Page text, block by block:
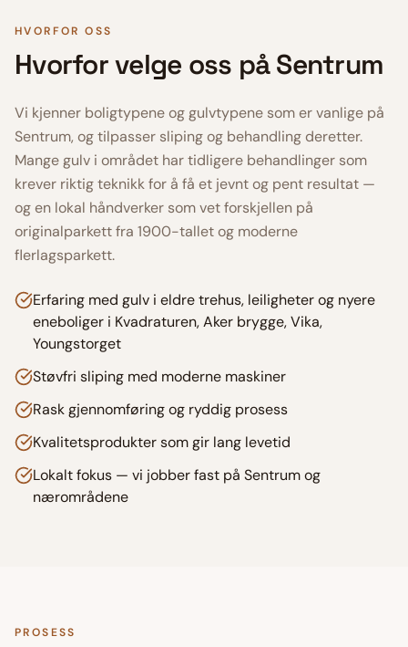
HVORFOR OSS
Hvorfor velge oss påSentrum
Vi kjenner boligtypene og gulvtypene som er vanlige på
Sentrum, og tilpasser sliping og behandling deretter.
Mange gulv i området har tidligere behandlinger som
krever riktig teknikk for å få et jevnt og pent resultat —
og en lokal håndverker som vet forskjellen på
originalparkett fra 1900-tallet og moderne
flerlagsparkett.
Erfaring med gulv i eldre trehus, leiligheter og nyere
eneboliger i Kvadraturen, Aker brygge, Vika,
Youngstorget
Støvfri sliping med moderne maskiner
Rask gjennomføring og ryddig prosess
Kvalitetsprodukter som gir lang levetid
Lokalt fokus — vi jobber fast på Sentrum og
nærområdene
PROSESS